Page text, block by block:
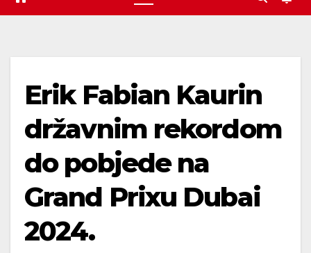
Erik Fabian Kaurin
državnim rekordom
do pobjede na
Grand Prixu Dubai
2024.